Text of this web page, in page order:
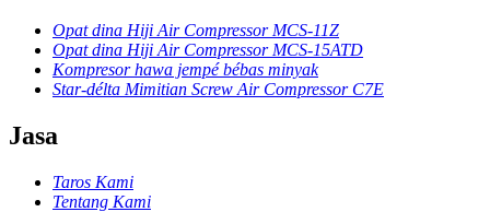
Opat dina Hiji Air Compressor MCS-11Z
Opat dina Hiji Air Compressor MCS-15ATD
Kompresor hawa jempé bébas minyak
Star-délta Mimitian Screw Air Compressor C7E
Jasa
Taros Kami
Tentang Kami